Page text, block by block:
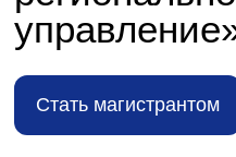
Стать магистрантом